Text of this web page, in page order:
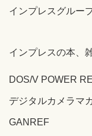
インプレスグルー
インプレスの本、
DOS/V POWER
デジタルカメラマ
GANREF